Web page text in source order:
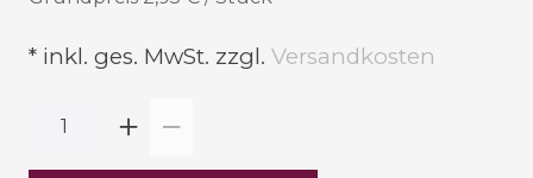
* inkl. ges. MwSt. zzgl. Versandkosten